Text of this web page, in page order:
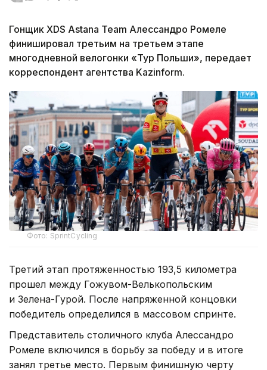
Гонщик XDS Astana Team Алессандро Ромеле
финишировал третьим на третьем этапе
многодневной велогонки «Тур Польши», передает
корреспондент агентства Kazinform.
Фото: SprintCycling
Третий этап протяженностью 193,5 километра
прошел между Гожувом-Велькопольским
и Зелена-Гурой. После напряженной концовки
победитель определился в массовом спринте.
Представитель столичного клуба Алессандро
Ромеле включился в борьбу за победу и в итоге
занял третье место. Первым финишную черту